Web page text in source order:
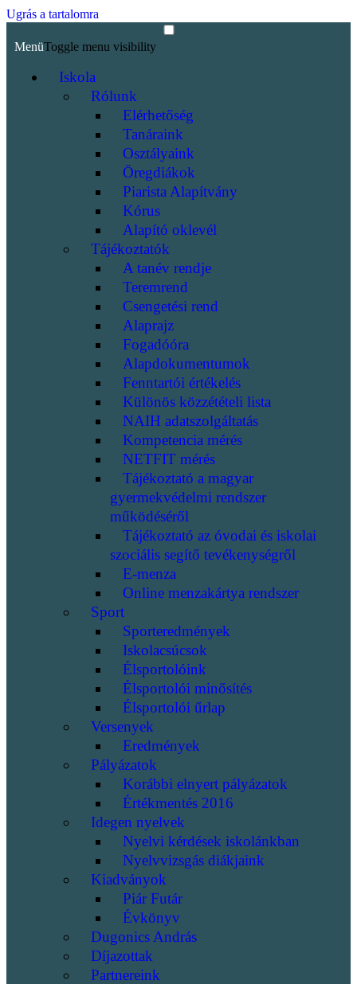
Ugrás a tartalomra
MenüToggle menu visibility
Iskola
Rólunk
Elérhetőség
Tanáraink
Osztályaink
Öregdiákok
Piarista Alapítvány
Kórus
Alapító oklevél
Tájékoztatók
A tanév rendje
Teremrend
Csengetési rend
Alaprajz
Fogadóóra
Alapdokumentumok
Fenntartói értékelés
Különös közzétételi lista
NAIH adatszolgáltatás
Kompetencia mérés
NETFIT mérés
Tájékoztató a magyar
gyermekvédelmi rendszer
működéséről
Tájékoztató az óvodai és iskolai
szociális segítő tevékenységről
E-menza
Online menzakártya rendszer
Sport
Sporteredmények
Iskolacsúcsok
Élsportolóink
Élsportolói minősítés
Élsportolói űrlap
Versenyek
Eredmények
Pályázatok
Korábbi elnyert pályázatok
Értékmentés 2016
Idegen nyelvek
Nyelvi kérdések iskolánkban
Nyelvvizsgás diákjaink
Kiadványok
Piár Futár
Évkönyv
Dugonics András
Díjazottak
Partnereink